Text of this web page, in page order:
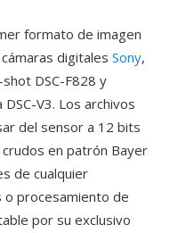
formato de imagen
digitales Sony,
DSC-F828 y
V3. Los archivos
del sensor a 12 bits
en patrón Bayer
de cualquier
o procesamiento de
por su exclusivo